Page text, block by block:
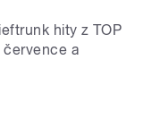
hity z TOP
července a